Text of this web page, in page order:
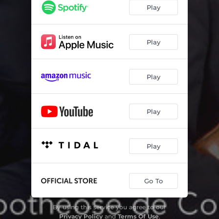
12 Trio Sonatas, Op. 3, No. 8 in C Major: II. Allegro
12 Trio Sonatas, Op. 3, No. 8 in C Major: III. Largo 01:33
12 Trio Sonatas, Op. 3, Sonata in C Major, No. 8: IV. Allegro
Le Parnasse ou L'Apothéose de Corelli, grande sonade en trio: II. Corelli Charmé de la bonne réception qu'on lui fait au Parnasse en marque sa joye. Il continuë avec ceux qui L'accompagnent. Gayment 02:28
Le Parnasse ou L'Apothéose de Corelli, grande sonade en trio: III. Corelli buvant à la source d'hypocrêne sa troupe continue 02:09
Le Parnasse ou L'Apothéose de Corelli, grande sonade en trio: IV. Entouziasme de Corelli causé par les eaux d'hypocrêne. Vivement 01:16
Le Parnasse ou L'Apothéose de Corelli, grande sonade en trio: V. Corelli aprés son entouziasme s'endort; et sa troupe jouë le sommeil suivat. (tres doux) 02:25
Le Parnasse ou L'Apothéose de Corelli, grande sonade en trio: VI. Les muses reveillent Corelli, et le placent auprês D'Apollon. Vivement 00:49
Le Parnasse ou L'Apothéose de Corelli, grande sonade en trio: VII. Remerciment de Corelli. Gayment 02:23
Play
Play
Play
Play
Play
Go To
By using this service you agree to our
Privacy PolicyandTerms Of Use.